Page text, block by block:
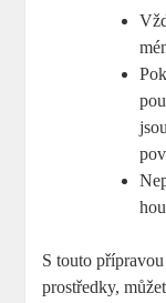
S touto
prostředky,